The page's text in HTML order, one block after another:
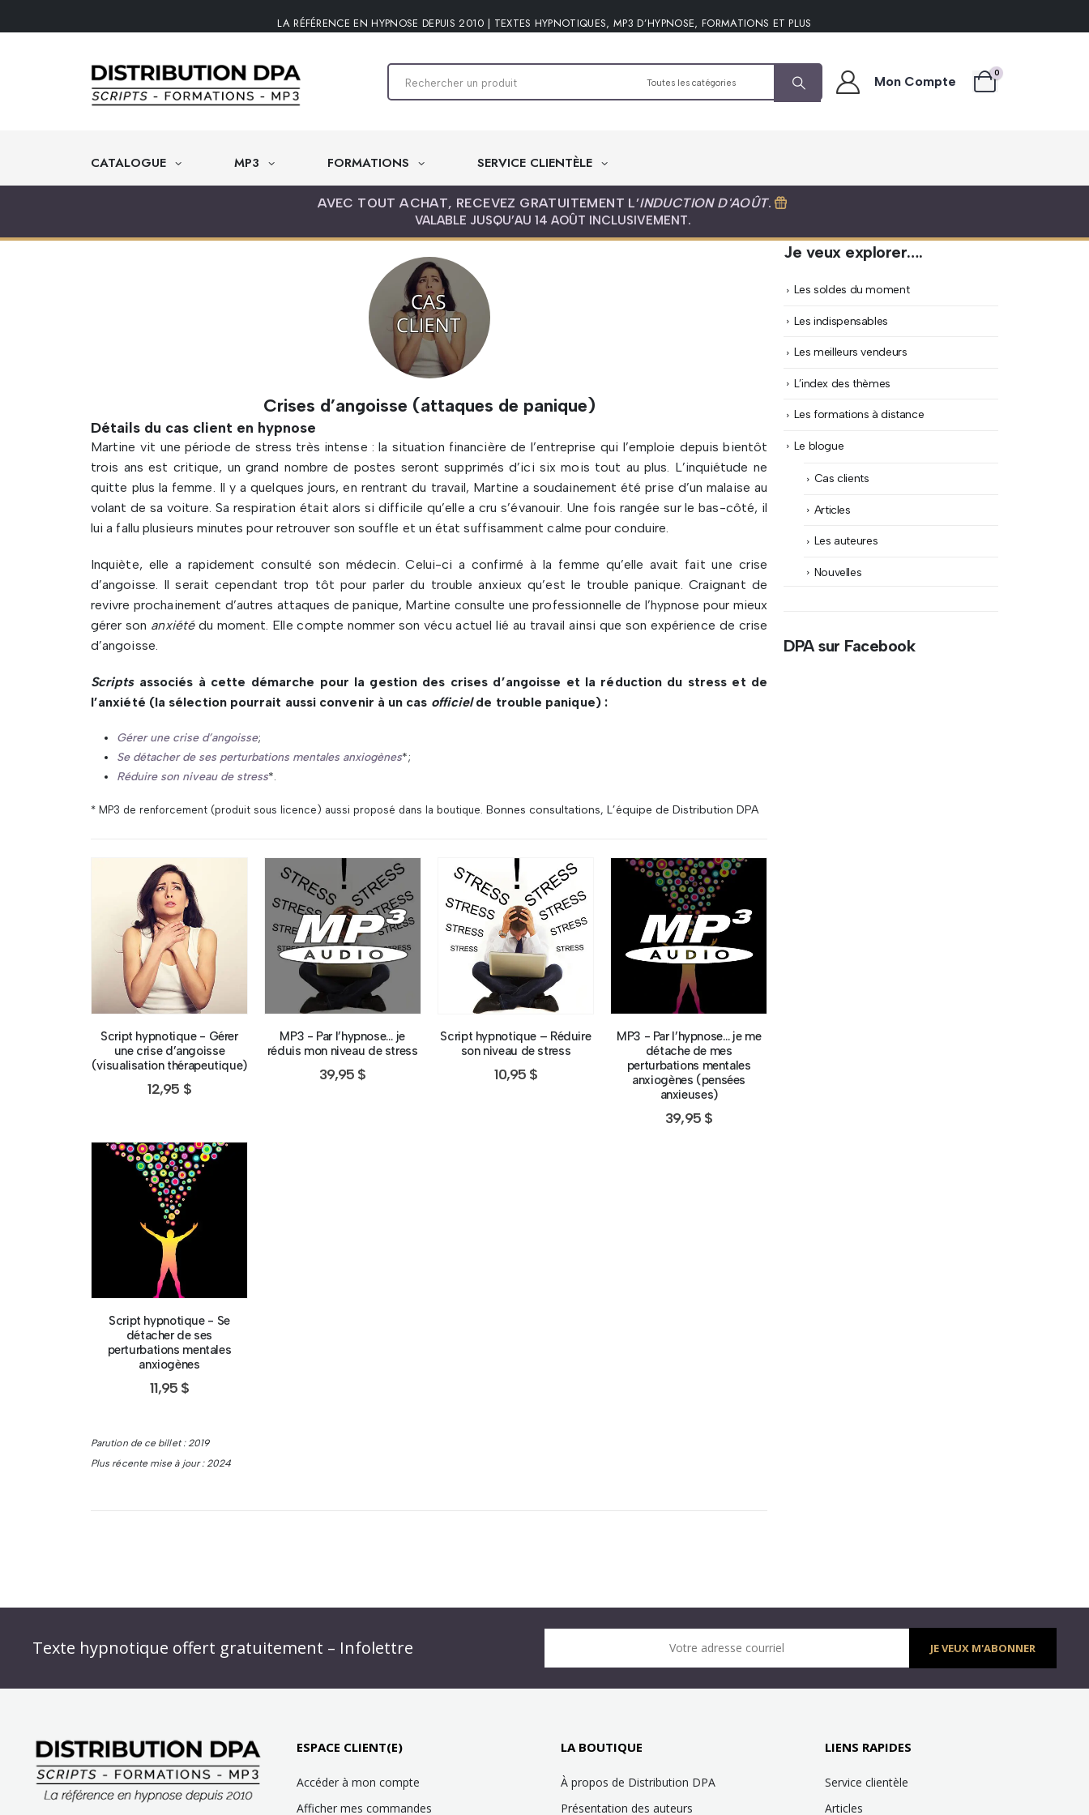
LA RÉFÉRENCE EN HYPNOSE DEPUIS 2010 | TEXTES HYPNOTIQUES, MP3 D’HYPNOSE, FORMATIONS ET PLUS
Mon Compte
0
CATALOGUE MP3 FORMATIONS SERVICE CLIENTÈLE
AVEC TOUT ACHAT, RECEVEZ GRATUITEMENT L’INDUCTION D'AOÛT.
VALABLE JUSQU’AU 14 AOÛT INCLUSIVEMENT.
Crises d’angoisse (attaques de panique)
Détails du cas client en hypnose
Martine vit une période de stress très intense : la situation financière de l’entreprise qui l’emploie depuis bientôt
trois ans est critique, un grand nombre de postes seront supprimés d’ici six mois tout au plus. L’inquiétude ne
quitte plus la femme. Il y a quelques jours, en rentrant du travail, Martine a soudainement été prise d’un malaise au
volant de sa voiture. Sa respiration était alors si difficile qu’elle a cru s’évanouir. Une fois rangée sur le bas-côté, il
lui a fallu plusieurs minutes pour retrouver son souffle et un état suffisamment calme pour conduire.
Inquiète, elle a rapidement consulté son médecin. Celui-ci a confirmé à la femme qu’elle avait fait une crise
d’angoisse. Il serait cependant trop tôt pour parler du trouble anxieux qu’est le trouble panique. Craignant de
revivre prochainement d’autres attaques de panique, Martine consulte une professionnelle de l’hypnose pour mieux
gérer son anxiétédu moment. Elle compte nommer son vécu actuel lié au travail ainsi que son expérience de crise
d’angoisse.
Scriptsassociés à cette démarche pour la gestion des crises d’angoisse et la réduction du stress et de
l’anxiété (la sélection pourrait aussi convenir à un cas officielde trouble panique) :
Gérer une crise d’angoisse;
Se détacher de ses perturbations mentales anxiogènes*;
Réduire son niveau de stress*.
* MP3 de renforcement (produit sous licence) aussi proposé dans la boutique. Bonnes consultations, L’équipe de Distribution DPA
Script hypnotique - Gérer
une crise d’angoisse
(visualisation thérapeutique)
12,95 $
MP3 - Par l’hypnose… je
réduis mon niveau de stress
39,95 $
Script hypnotique – Réduire
son niveau de stress
10,95 $
MP3 - Par l’hypnose… je me
détache de mes
perturbations mentales
anxiogènes (pensées
anxieuses)
39,95 $
Script hypnotique - Se
détacher de ses
perturbations mentales
anxiogènes
11,95 $
Parution de ce billet : 2019
Plus récente mise à jour : 2024
Je veux explorer….
Les soldes du moment
Les indispensables
Les meilleurs vendeurs
L’index des thèmes
Les formations à distance
Le blogue
Cas clients
Articles
Les auteures
Nouvelles
DPA sur Facebook
Texte hypnotique offert gratuitement – Infolettre
Votre adresse courriel JE VEUX M'ABONNER
ESPACE CLIENT(E)
Accéder à mon compte
Afficher mes commandes
LA BOUTIQUE
À propos de Distribution DPA
Présentation des auteurs
LIENS RAPIDES
Service clientèle
Articles